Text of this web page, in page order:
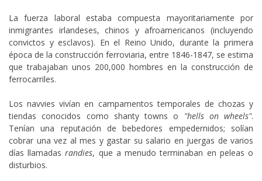
La fuerza laboral estaba compuesta mayoritariamente por
inmigrantes irlandeses, chinos y afroamericanos (incluyendo
convictos y esclavos). En el Reino Unido, durante la primera
época de la construcción ferroviaria, entre 1846-1847, se estima
que trabajaban unos 200,000 hombres en la construcción de
ferrocarriles.
Los navvies vivían en campamentos temporales de chozas y
tiendas conocidos como shanty towns o "hells on wheels".
Tenían una reputación de bebedores empedernidos; solían
cobrar una vez al mes y gastar su salario en juergas de varios
días llamadasrandies, que a menudo terminaban en peleas o
disturbios.